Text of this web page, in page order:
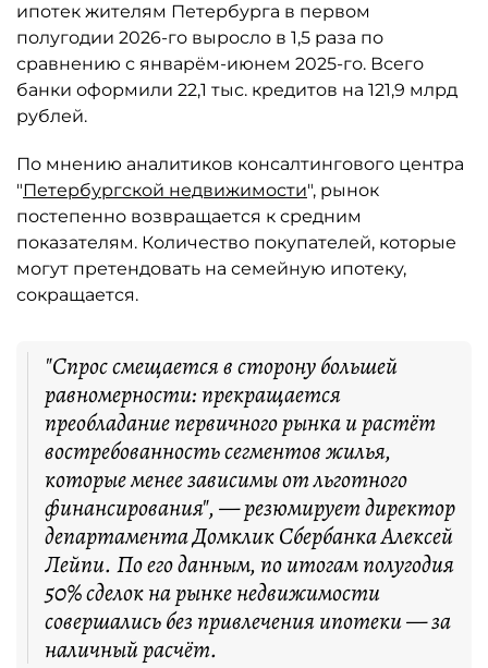
ипотек жителям Петербурга в первом
полугодии 2026-го выросло в 1,5 раза по
сравнению с январём-июнем 2025-го. Всего
банки оформили 22,1 тыс. кредитов на 121,9 млрд
рублей.
По мнению аналитиков консалтингового центра
"Петербургской недвижимости", рынок
постепенно возвращается к средним
показателям. Количество покупателей, которые
могут претендовать на семейную ипотеку,
сокращается.
"Спрос смещается в сторону большей
равномерности: прекращается
преобладание первичного рынка и растёт
востребованность сегментов жилья,
которые менее зависимы от льготного
финансирования", — резюмирует директор
департамента Домклик Сбербанка Алексей
Лейпи. По его данным, по итогам полугодия
50% сделок на рынке недвижимости
совершались без привлечения ипотеки — за
наличный расчёт.